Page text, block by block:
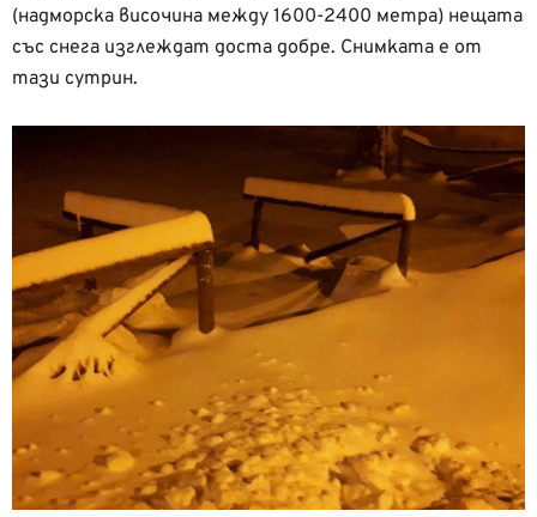
(надморска височина между 1600-2400 метра) нещата
със снега изглеждат доста добре. Снимката е от
тази сутрин.